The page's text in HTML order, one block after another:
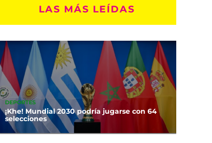
LAS MÁS LEÍDAS
DEPORTES
¡Khe! Mundial 2030 podría jugarse con 64
selecciones